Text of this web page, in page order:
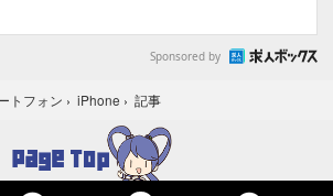
Sponsored by
トフォン › iPhone › 記事